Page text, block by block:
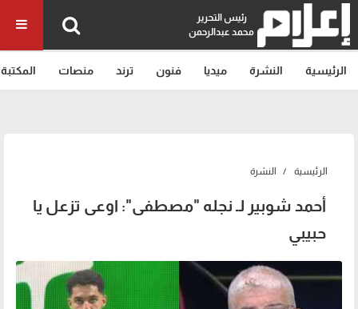
رئيس التحرير
محمد عبدالرحمن
الرئيسية النشرة ميديا فنون ترند منصات المكتبة
الرئيسية النشرة
أحمد شوبير لـ نجله "مصطفى": اوعى تزعل يا
حبيبي